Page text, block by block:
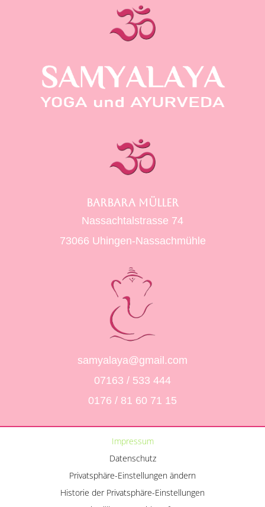
BARBARA MÜLLER
Nassachtalstrasse 74
73066 Uhingen-Nassachmühle
samyalaya@gmail.com
07163 / 533 444
0176 / 81 60 71 15
Impressum
Datenschutz
Privatsphäre-Einstellungen ändern
Historie der Privatsphäre-Einstellungen